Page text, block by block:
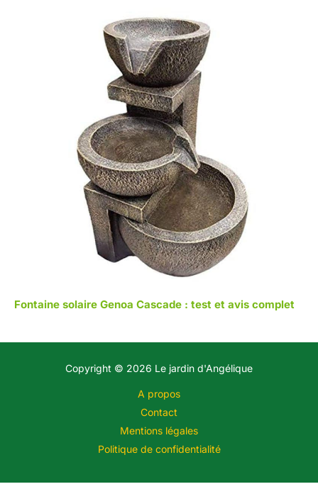
Fontaine solaire Genoa Cascade : test et avis complet
Copyright © 2026 Le jardin d'Angélique
A propos
Contact
Mentions légales
Politique de confidentialité